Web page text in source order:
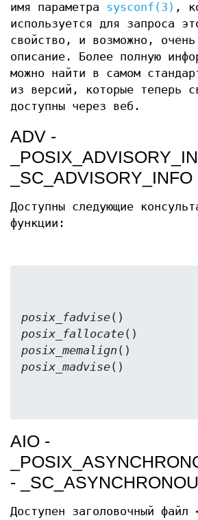
имя параметра sysconf(3) ,
используется для запроса
свойство, и возможно, очень
описание. Более полную
можно найти в самом
из версий, которые теперь
доступны через веб.
ADV -
_SC_ADVISORY_INFO
Доступны следующие
функции:
posix_fadvise
posix_fallocate
posix_memalign
posix_madvise
AIO -
-
Доступен заголовочный файл